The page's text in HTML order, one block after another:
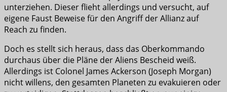
unterziehen. Dieser flieht allerdings und versucht, auf
eigene Faust Beweise für den Angriff der Allianz auf
Reach zu finden.
Doch es stellt sich heraus, dass das Oberkommando
durchaus über die Pläne der Aliens Bescheid weiß.
Allerdings ist Colonel James Ackerson (Joseph Morgan)
nicht willens, den gesamten Planeten zu evakuieren oder